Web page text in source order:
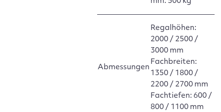
Abmessungen
Regalhöhen:
2000 / 2500 /
3000 mm
Fachbreiten:
1350 / 1800 /
2200 / 2700 mm
Fachtiefen: 600 /
800 / 1100 mm